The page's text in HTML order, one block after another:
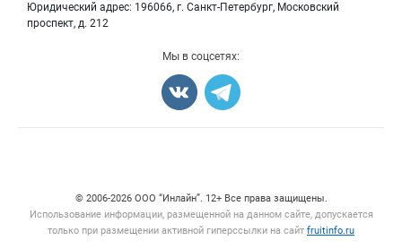
Юридический адрес: 196066, г. Санкт-Петербург, Московский
проспект, д. 212
Мы в соцсетях:
© 2006‑2026 ООО “Инлайн”. 12+ Все права защищены.
Использование информации, размещенной на данном сайте, допускается
только при размещении активной гиперссылки на сайт fruitinfo.ru